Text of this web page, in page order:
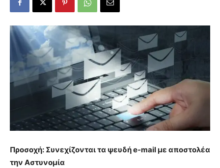
Προσοχή: Συνεχίζονται τα ψευδή e-mail με αποστολέα
την Αστυνομία